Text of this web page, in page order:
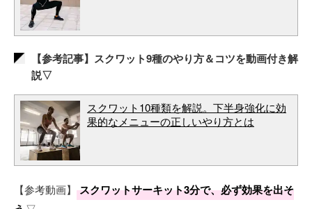
【参考記事】スクワット9種のやり方＆コツを動画付き解
説▽
スクワット10種類を解説。下半身強化に効
果的なメニューの正しいやり方とは
【参考動画】
スクワットサーキット3分で、必ず効果を出そ